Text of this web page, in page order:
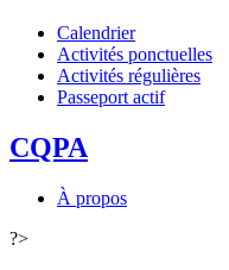
Calendrier
Activités ponctuelles
Activités régulières
Passeport actif
CQPA
À propos
?>